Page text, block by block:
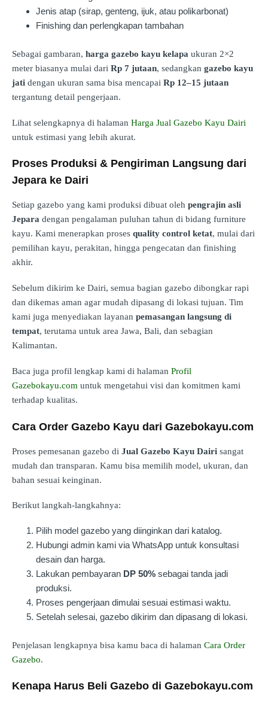
Jenis atap (sirap, genteng, ijuk, atau polikarbonat)
Finishing dan perlengkapan tambahan
Sebagai gambaran, harga gazebo kayu kelapa ukuran 2×2
meter biasanya mulai dari Rp 7 jutaan, sedangkan gazebo kayu
jati dengan ukuran sama bisa mencapai Rp 12–15 jutaan
tergantung detail pengerjaan.
Lihat selengkapnya di halaman Harga Jual Gazebo Kayu Dairi
untuk estimasi yang lebih akurat.
Proses Produksi & Pengiriman Langsung dari
Jepara ke Dairi
Setiap gazebo yang kami produksi dibuat oleh pengrajin asli
Jepara dengan pengalaman puluhan tahun di bidang furniture
kayu. Kami menerapkan proses quality control ketat, mulai dari
pemilihan kayu, perakitan, hingga pengecatan dan finishing
akhir.
Sebelum dikirim ke Dairi, semua bagian gazebo dibongkar rapi
dan dikemas aman agar mudah dipasang di lokasi tujuan. Tim
kami juga menyediakan layanan pemasangan langsung di
tempat, terutama untuk area Jawa, Bali, dan sebagian
Kalimantan.
Baca juga profil lengkap kami di halaman Profil
Gazebokayu.com untuk mengetahui visi dan komitmen kami
terhadap kualitas.
Cara Order Gazebo Kayu dari Gazebokayu.com
Proses pemesanan gazebo di Jual Gazebo Kayu Dairi sangat
mudah dan transparan. Kamu bisa memilih model, ukuran, dan
bahan sesuai keinginan.
Berikut langkah-langkahnya:
Pilih model gazebo yang diinginkan dari katalog.
Hubungi admin kami via WhatsApp untuk konsultasi
desain dan harga.
Lakukan pembayaran DP 50% sebagai tanda jadi
produksi.
Proses pengerjaan dimulai sesuai estimasi waktu.
Setelah selesai, gazebo dikirim dan dipasang di lokasi.
Penjelasan lengkapnya bisa kamu baca di halaman Cara Order
Gazebo.
Kenapa Harus Beli Gazebo di Gazebokayu.com